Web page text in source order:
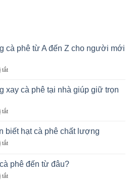
cà phê từ A đến Z cho người mới
tắtở
rang
phê
A
Z
người
xay cà phê tại nhà giúp giữ trọn
tắtở
dẫn
xay
phê
nhà
biết hạt cà phê chất lượng
tắtở
Tiêu
chí
nhận
phê đến từ đâu?
tắtở